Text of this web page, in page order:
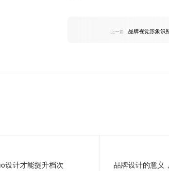
上一篇：品牌视觉形象识
设计才能提升档次 品牌设计的意义